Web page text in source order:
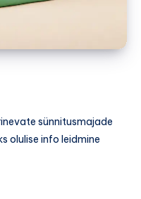
sünnitusmajade
olulise info leidmine